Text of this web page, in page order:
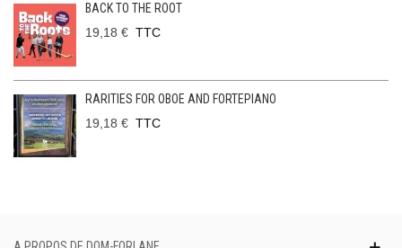
BACK TO THE ROOT
19,18 € TTC
RARITIES FOR OBOE AND FORTEPIANO
19,18 € TTC